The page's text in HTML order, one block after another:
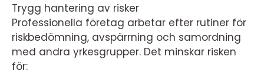
Trygg hantering av risker
Professionella företag arbetar efter rutiner för
riskbedömning, avspärrning och samordning
med andra yrkesgrupper. Det minskar risken
för: